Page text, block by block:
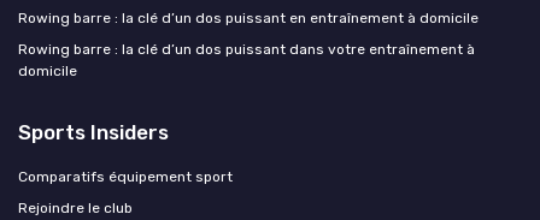
Rowing barre : la clé d’un dos puissant en entraînement à domicile
Rowing barre : la clé d’un dos puissant dans votre entraînement à
domicile
Sports Insiders
Comparatifs équipement sport
Rejoindre le club